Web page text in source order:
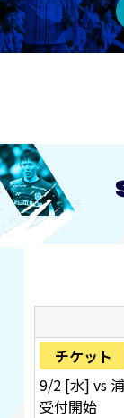
チケット
9/2 [水] vs
受付開始